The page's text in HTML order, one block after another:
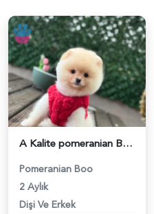
A Kalite pomeranian Boo - 6253
Pomeranian Boo
2 Aylık
Dişi Ve Erkek